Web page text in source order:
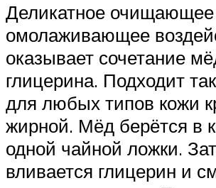
Деликатное
омолаживающее
оказывает сочетание
глицерина. Подходит
для любых типов кожи
жирной. Мёд берётся в
одной чайной ложки.
вливается глицерин и